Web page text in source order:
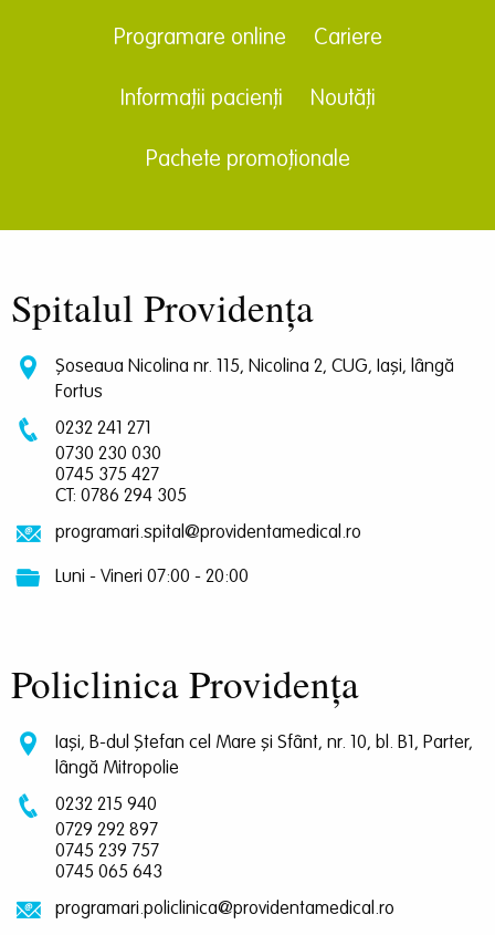
Programare online Cariere
Informații pacienți Noutăți
Pachete promoționale
Spitalul Providența
Șoseaua Nicolina nr. 115, Nicolina 2, CUG, Iași, lângă
Fortus
0232 241 271
0730 230 030
0745 375 427
CT: 0786 294 305
programari.spital@providentamedical.ro
Luni - Vineri 07:00 - 20:00
Policlinica Providența
Iași, B-dul Ștefan cel Mare și Sfânt, nr. 10, bl. B1, Parter,
lângă Mitropolie
0232 215 940
0729 292 897
0745 239 757
0745 065 643
programari.policlinica@providentamedical.ro